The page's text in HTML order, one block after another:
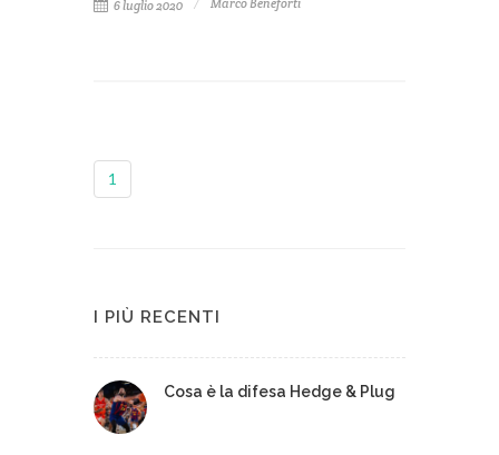
6 luglio 2020 Marco Beneforti
1
I PIÙ RECENTI
Cosa è la difesa Hedge & Plug